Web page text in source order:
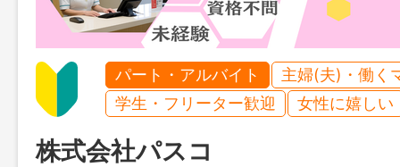
パート・アルバイト
主婦(夫)・働く
学生・フリーター歓迎
女性に嬉しい
株式会社パスコ